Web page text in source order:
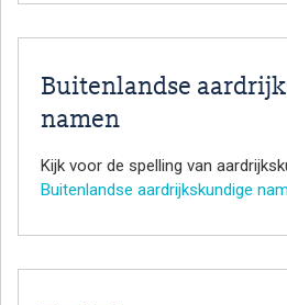
Buitenlandse
namen
Kijk voor de spelling van
Buitenlandse aardrijkskundige